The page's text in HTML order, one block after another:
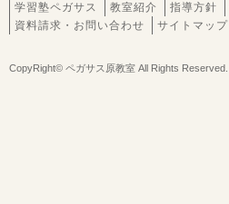
学習塾ペガサス 教室紹介 指導方針
資料請求・お問い合わせ
サイトマップ
CopyRight© ペガサス原教室 All Rights Reserved.